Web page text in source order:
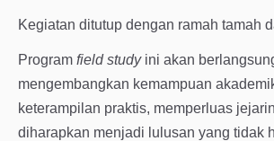
Kegiatan ditutup dengan ramah tamah
Program field studyini akan
mengembangkan kemampuan
keterampilan praktis, memperluas
diharapkan menjadi lulusan yang tidak